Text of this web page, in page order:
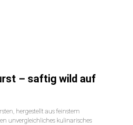
– saftig wild auf
hergestellt aus feinstem
unvergleichliches kulinarisches